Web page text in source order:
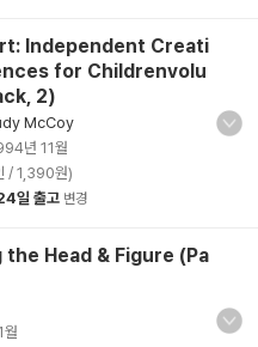
Independent Creati
for Childrenvolu
2)
McCoy
년 11월
/ 1,390원)
일 출고 변경
the Head & Figure (Pa